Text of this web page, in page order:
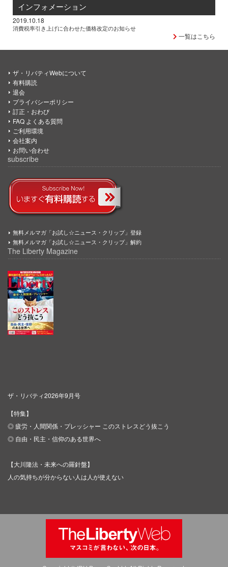
インフォメーション
2019.10.18
消費税率引き上げに合わせた価格改定のお知らせ
一覧はこちら
ザ・リバティWebについて
有料購読
退会
プライバシーポリシー
訂正・おわび
FAQ よくある質問
ご利用環境
会社案内
お問い合わせ
subscribe
無料メルマガ「お試し☆ニュース・クリップ」登録
無料メルマガ「お試し☆ニュース・クリップ」解約
The Liberty Magazine
ザ・リバティ2026年9月号
【特集】
◎ 疲労・人間関係・プレッシャー このストレスどう抜こう
◎ 自由・民主・信仰のある世界へ
【大川隆法・未来への羅針盤】
人の気持ちが分からない人は人が使えない